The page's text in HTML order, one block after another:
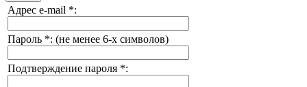
Адрес e-mail *:
Пароль *: (не менее 6-х символов)
Подтверждение пароля *: